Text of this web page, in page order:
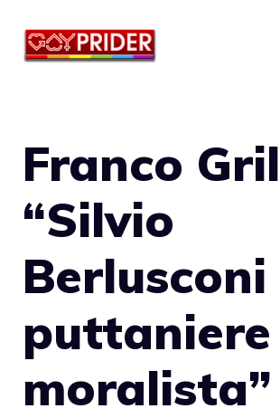
Franco
“Silvio
Berlusconi
puttaniere
moralista”